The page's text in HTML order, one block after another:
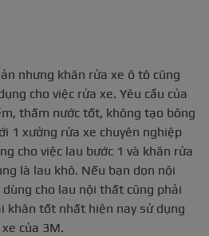
nhưng khăn rửa xe ô tô cũng
cho việc rửa xe. Yêu cầu của
thấm nước tốt, không tạo bông
1 xưởng rửa xe chuyên nghiệp
cho việc lau bước 1 và khăn rửa
là lau khô. Nếu bạn dọn nội
cho lau nội thất cũng phải
khăn tốt nhất hiện nay sử dụng
của 3M.